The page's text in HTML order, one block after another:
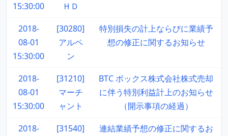
15:30:00
ＨＤ
2018-
08-01
15:30:00
[30280]
アルペ
ン
特別損失の計上ならびに業績予
想の修正に関するお知らせ
2018-
08-01
15:30:00
[31210]
マーチ
ャント
BTC ボックス株式会社株式売却
に伴う特別利益計上のお知らせ
（開示事項の経過）
2018-
[31540]
連結業績予想の修正に関するお